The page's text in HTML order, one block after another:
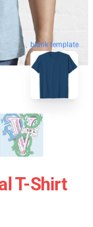
blank template
T-Shirt